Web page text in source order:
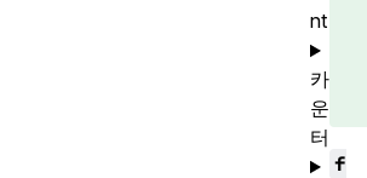
f
nt
카
운
터